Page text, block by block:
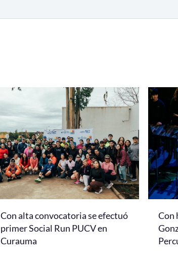
Con alta convocatoria se efectuó
primer Social Run PUCV en
Curauma
Con